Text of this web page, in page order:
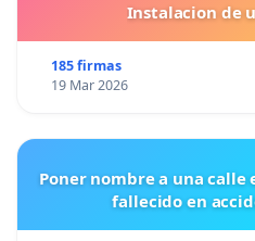
Instalacion de
185 firmas
19 Mar 2026
Poner nombre a una
fallecido en